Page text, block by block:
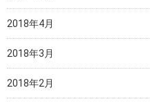
2018年4月
2018年3月
2018年2月